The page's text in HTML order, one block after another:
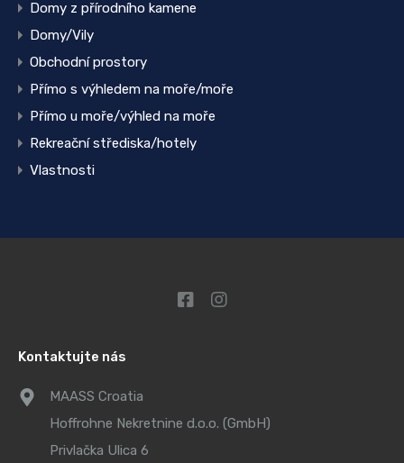
Domy z přírodního kamene
Domy/Vily
Obchodní prostory
Přímo s výhledem na moře/moře
Přímo u moře/výhled na moře
Rekreační střediska/hotely
Vlastnosti
Kontaktujte nás
MAASS Croatia
Hoffrohne Nekretnine d.o.o. (GmbH)
Privlačka Ulica 6